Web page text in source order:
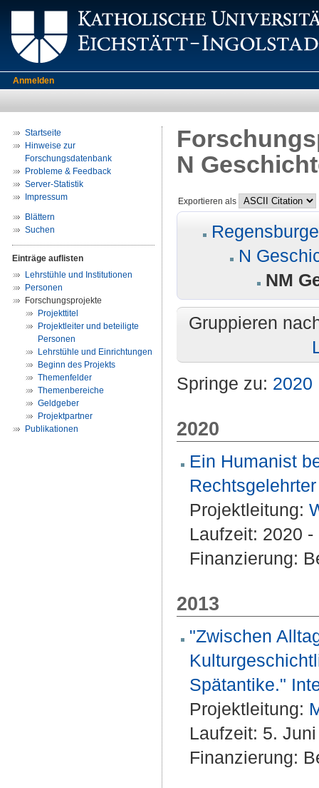
Anmelden
Startseite
Hinweise zur
Forschungsdatenbank
Probleme & Feedback
Server-Statistik
Impressum
Blättern
Suchen
Einträge auflisten
Lehrstühle und Institutionen
Personen
Forschungsprojekte
Projekttitel
Projektleiter und beteiligte
Personen
Lehrstühle und Einrichtungen
Beginn des Projekts
Themenfelder
Themenbereiche
Geldgeber
Projektpartner
Publikationen
N
Exportieren als
N
NM
Gruppieren
Springe zu: 2020
2020
Ein Humanist
Rechtsgelehrter
Projektleitung:
Laufzeit: 2020
Finanzierung:
2013
"Zwischen
Spätantike."
Projektleitung:
Laufzeit: 5.
Finanzierung: